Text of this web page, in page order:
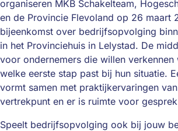
organiseren MKB Schakelteam,
en de Provincie Flevoland op 26 maart
bijeenkomst over bedrijfsopvolging
in het Provinciehuis in Lelystad. De
voor ondernemers die willen verkennen
welke eerste stap past bij hun situatie.
vormt samen met praktijkervaringen
vertrekpunt en er is ruimte voor
Speelt bedrijfsopvolging ook bij jouw